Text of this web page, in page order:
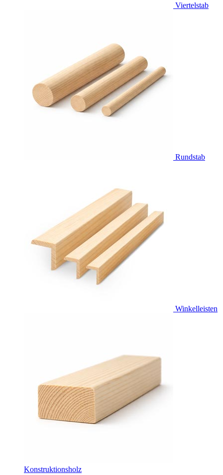
Viertelstab
Rundstab
Winkelleisten
Konstruktionsholz